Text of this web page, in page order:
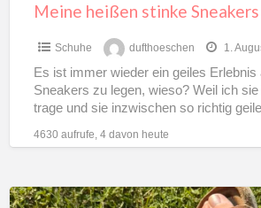
Schuhe dufthoeschen 1.
Es ist immer wieder ein geiles Erlebnis
Sneakers zu legen, wieso? Weil ich
trage und sie inzwischen so richtig geile
4630 aufrufe, 4 davon heute
Betörendes